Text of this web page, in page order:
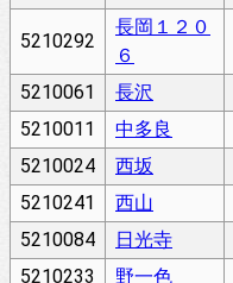
5210292
長岡１２０
６
5210061 長沢
5210011
中多良
5210024
西坂
5210241
西山
5210084
日光寺
5210233
野一色